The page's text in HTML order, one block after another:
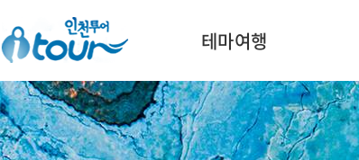
테마여행